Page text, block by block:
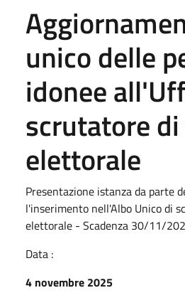
unico delle
idonee
scrutatore
elettorale
Presentazione istanza da parte
l'inserimento nell'Albo Unico di
elettorale - Scadenza 30/11/
Data :
4 novembre 2025